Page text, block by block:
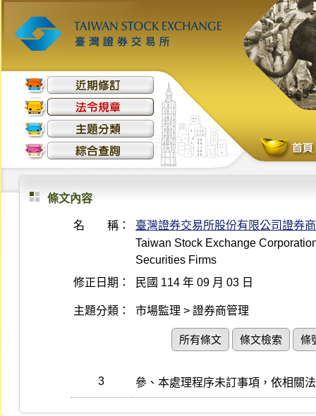
條文內容
名 稱：
臺灣證券交易所股份有限公司證券
Taiwan Stock Exchange
Securities Firms
修正日期：
民國 114 年 09 月 03 日
主題分類： 市場監理 > 證券商管理
所有條文 條文檢索 條
3 參、本處理程序未訂事項，依相關